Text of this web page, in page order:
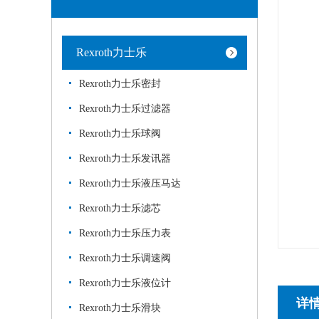
Rexroth力士乐
Rexroth力士乐密封
Rexroth力士乐过滤器
Rexroth力士乐球阀
Rexroth力士乐发讯器
Rexroth力士乐液压马达
Rexroth力士乐滤芯
Rexroth力士乐压力表
Rexroth力士乐调速阀
Rexroth力士乐液位计
Rexroth力士乐滑块 详